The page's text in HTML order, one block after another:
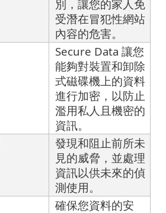
別，讓您的家人免
受潛在冒犯性網站
內容的危害。
Secure Data 讓您
能夠對裝置和卸除
式磁碟機上的資料
進行加密，以防止
濫用私人且機密的
資訊。
發現和阻止前所未
見的威脅，並處理
資訊以供未來的偵
測使用。
確保您資料的安